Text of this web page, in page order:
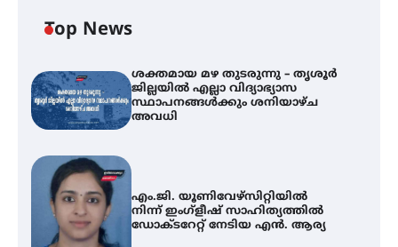
Top News
ശക്തമായ മഴ തുടരുന്നു – തൃശൂർ
ജില്ലയിൽ എല്ലാ വിദ്യാഭ്യാസ
സ്ഥാപനങ്ങൾക്കും ശനിയാഴ്ച
അവധി
എം.ജി. യൂണിവേഴ്‌സിറ്റിയിൽ
നിന്ന് ഇംഗ്ളീഷ് സാഹിത്യത്തിൽ
ഡോക്ടറേറ്റ് നേടിയ എൻ. ആര്യ